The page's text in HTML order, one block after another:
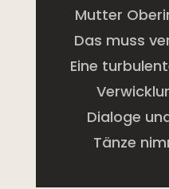
Mutter
Das muss
Eine
Dialoge
Tänze